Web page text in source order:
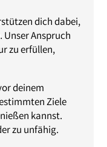
dich dabei,
Unser Anspruch
zu erfüllen,
deinem
Ziele
kannst.
zu unfähig.